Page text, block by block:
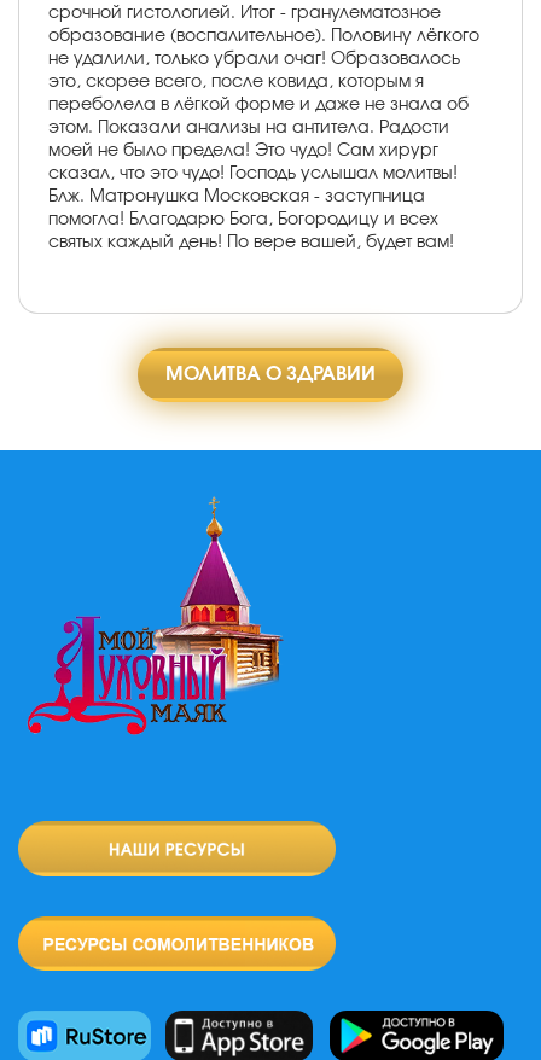
срочной гистологией. Итог - гранулематозное
образование (воспалительное). Половину лёгкого
не удалили, только убрали очаг! Образовалось
это, скорее всего, после ковида, которым я
переболела в лёгкой форме и даже не знала об
этом. Показали анализы на антитела. Радости
моей не было предела! Это чудо! Сам хирург
сказал, что это чудо! Господь услышал молитвы!
Блж. Матронушка Московская - заступница
помогла! Благодарю Бога, Богородицу и всех
святых каждый день! По вере вашей, будет вам!
МОЛИТВА О ЗДРАВИИ